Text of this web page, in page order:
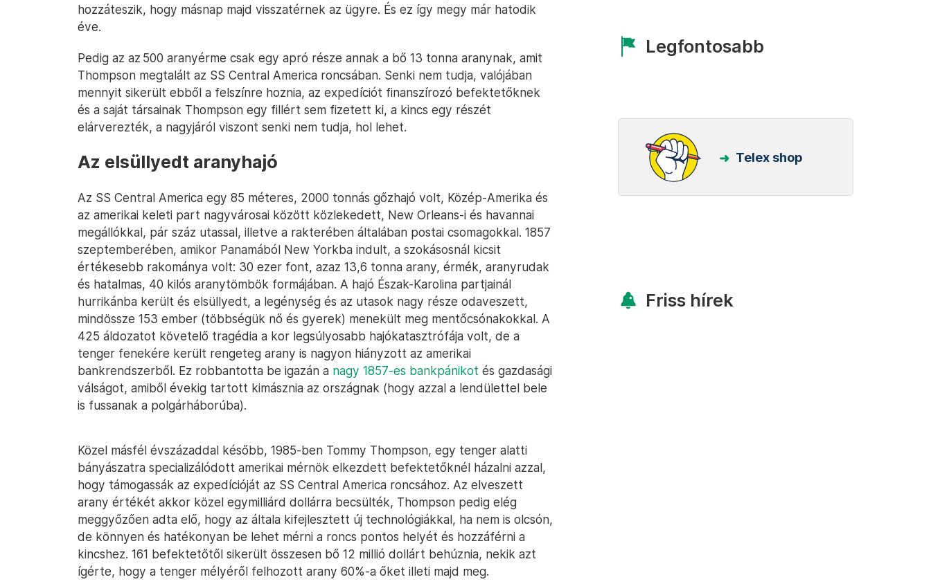
hozzáteszik, hogy másnap majd visszatérnek az ügyre. És ez így megy már hatodik
éve.
Pedig az az 500 aranyérme csak egy apró része annak a bő 13 tonna aranynak, amit
Thompson megtalált az SS Central America roncsában. Senki nem tudja, valójában
mennyit sikerült ebből a felszínre hoznia, az expedíciót finanszírozó befektetőknek
és a saját társainak Thompson egy fillért sem fizetett ki, a kincs egy részét
elárverezték, a nagyjáról viszont senki nem tudja, hol lehet.
Az elsüllyedt aranyhajó
Az SS Central America egy 85 méteres, 2000 tonnás gőzhajó volt, Közép-Amerika és
az amerikai keleti part nagyvárosai között közlekedett, New Orleans-i és havannai
megállókkal, pár száz utassal, illetve a rakterében általában postai csomagokkal. 1857
szeptemberében, amikor Panamából New Yorkba indult, a szokásosnál kicsit
értékesebb rakománya volt: 30 ezer font, azaz 13,6 tonna arany, érmék, aranyrudak
és hatalmas, 40 kilós aranytömbök formájában. A hajó Észak-Karolina partjainál
hurrikánba került és elsüllyedt, a legénység és az utasok nagy része odaveszett,
mindössze 153 ember (többségük nő és gyerek) menekült meg mentőcsónakokkal. A
425 áldozatot követelő tragédia a kor legsúlyosabb hajókatasztrófája volt, de a
tenger fenekére került rengeteg arany is nagyon hiányzott az amerikai
bankrendszerből. Ez robbantotta be igazán a nagy 1857-es bankpánikot és gazdasági
válságot, amiből évekig tartott kimásznia az országnak (hogy azzal a lendülettel bele
is fussanak a polgárháborúba).
Közel másfél évszázaddal később, 1985-ben Tommy Thompson, egy tenger alatti
bányászatra specializálódott amerikai mérnök elkezdett befektetőknél házalni azzal,
hogy támogassák az expedícióját az SS Central America roncsához. Az elveszett
arany értékét akkor közel egymilliárd dollárra becsülték, Thompson pedig elég
meggyőzően adta elő, hogy az általa kifejlesztett új technológiákkal, ha nem is olcsón,
de könnyen és hatékonyan be lehet mérni a roncs pontos helyét és hozzáférni a
kincshez. 161 befektetőtől sikerült összesen bő 12 millió dollárt behúznia, nekik azt
ígérte, hogy a tenger mélyéről felhozott arany 60%-a őket illeti majd meg.
Legfontosabb
Telex shop
Friss hírek